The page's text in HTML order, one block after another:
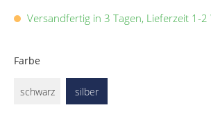
Versandfertig in 3 Tagen, Lieferzeit 1-2
Farbe
schwarz silber